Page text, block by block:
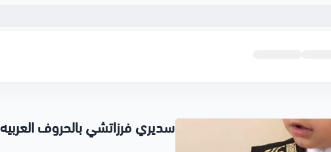
سديري فرزاتشي بالحروف العربيه